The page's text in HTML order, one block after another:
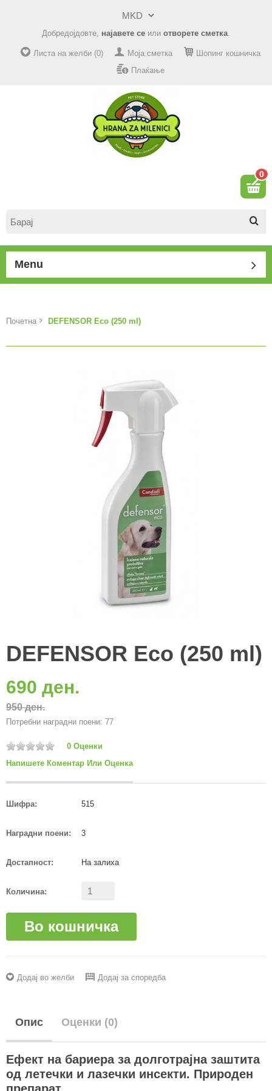
Добредојдовте, најавете се или отворете сметка.
Листа на желби (0) Моја сметка
Шопинг кошничка
Плаќање
0
Menu
Почетна DEFENSOR Eco (250 ml)
DEFENSOR Eco (250 ml)
690 ден.
950 ден.
Потребни наградни поени: 77
0 Оценки
Напишете Коментар Или Оценка
Шифра: 515
Наградни поени: 3
Достапност: На залиха
Количина:
Во кошничка
Додај во желби Додај за споредба
Опис Оценки (0)
Ефект на бариера за долготрајна заштита
од летечки и лазечки инсекти. Природен